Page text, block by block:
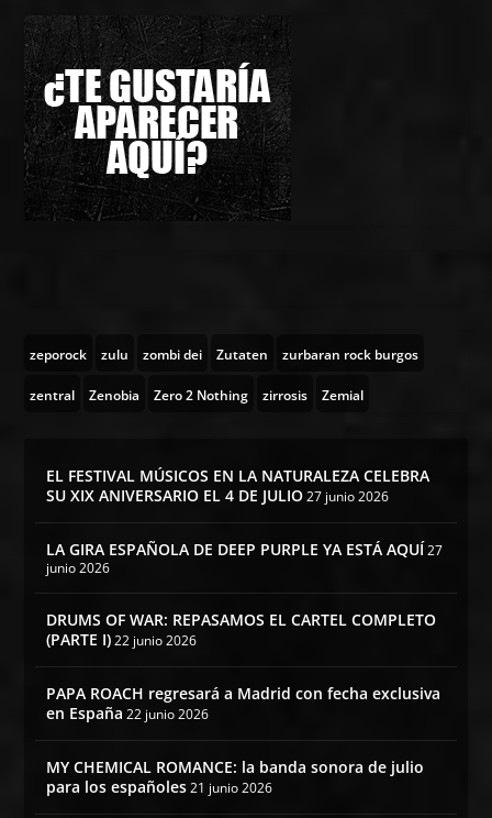
zeporock zulu zombi dei Zutaten zurbaran rock burgos
zentral Zenobia Zero 2 Nothing zirrosis Zemial
EL FESTIVAL MÚSICOS EN LA NATURALEZA CELEBRA
SU XIX ANIVERSARIO EL 4 DE JULIO 27 junio 2026
LA GIRA ESPAÑOLA DE DEEP PURPLE YA ESTÁ AQUÍ27
junio 2026
DRUMS OF WAR: REPASAMOS EL CARTEL COMPLETO
(PARTE I) 22 junio 2026
PAPA ROACH regresará a Madrid con fecha exclusiva
en España 22 junio 2026
MY CHEMICAL ROMANCE: la banda sonora de julio
para los españoles 21 junio 2026